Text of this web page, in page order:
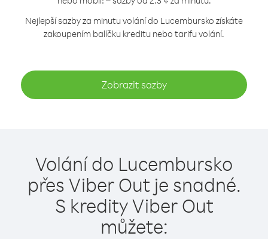
Nejlepší sazby za minutu volání do Lucembursko získáte
zakoupením balíčku kreditu nebo tarifu volání.
Zobrazit sazby
Volání do Lucembursko
přes Viber Out je snadné.
S kredity Viber Out
můžete: